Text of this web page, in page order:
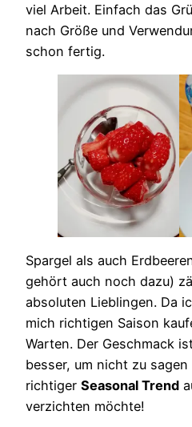
viel Arbeit. Einfach das
nach Größe und
schon fertig.
Spargel als auch
gehört auch noch dazu)
absoluten Lieblingen. Da
mich richtigen Saison
Warten. Der Geschmack
besser, um nicht zu
richtiger Seasonal Trend
verzichten möchte!